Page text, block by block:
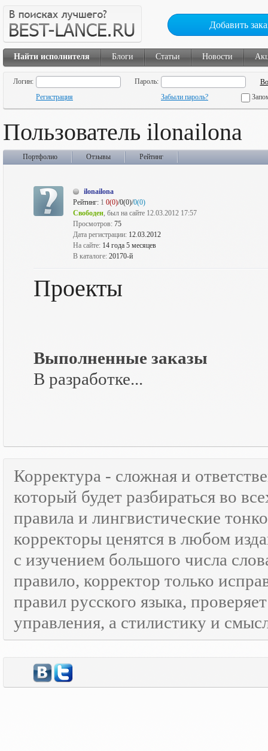
Добавить
Найти исполнителя Блоги Статьи Новости
Логин:
Пароль:
Регистрация
Забыли пароль?
Пользователь ilonailona
Портфолио Отзывы Рейтинг
ilonailona
Рейтинг: 1 0(0)/0(0)/0(0)
Свободен, был на сайте 12.03.2012 17:57
Просмотров: 75
Дата регистрации: 12.03.2012
На сайте: 14 года 5 месяцев
В каталоге: 20170-й
Проекты
Выполненные заказы
В разработке...
Корректура - сложная и
который будет разбираться во
правила и лингвистические
корректоры ценятся в любом
с изучением большого числа
правило, корректор только
правил русского языка,
управления, а стилистику и